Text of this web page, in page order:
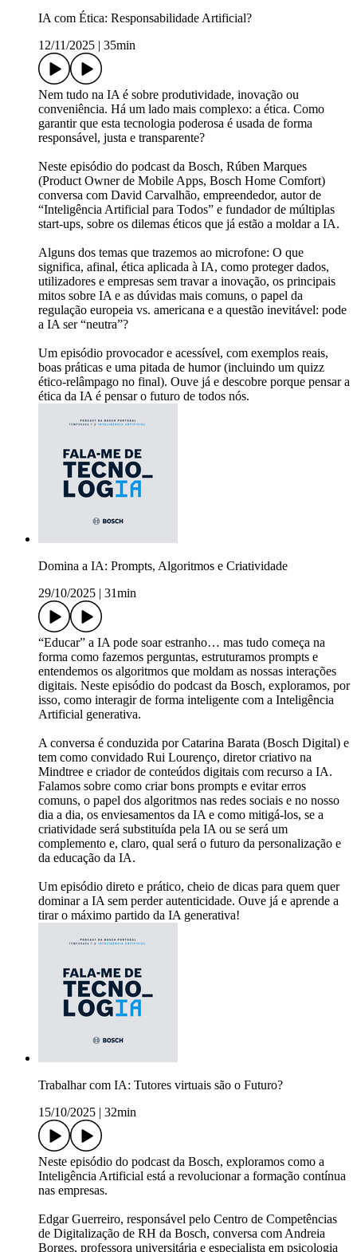
IA com Ética: Responsabilidade Artificial?
12/11/2025
35min
Nem tudo na IA é sobre produtividade, inovação ou
conveniência. Há um lado mais complexo: a ética. Como
garantir que esta tecnologia poderosa é usada de forma
responsável, justa e transparente?
Neste episódio do podcast da Bosch, Rúben Marques
(Product Owner de Mobile Apps, Bosch Home Comfort)
conversa com David Carvalhão, empreendedor, autor de
“Inteligência Artificial para Todos” e fundador de múltiplas
start-ups, sobre os dilemas éticos que já estão a moldar a IA.
Alguns dos temas que trazemos ao microfone: O que
significa, afinal, ética aplicada à IA, como proteger dados,
utilizadores e empresas sem travar a inovação, os principais
mitos sobre IA e as dúvidas mais comuns, o papel da
regulação europeia vs. americana e a questão inevitável: pode
a IA ser “neutra”?
Um episódio provocador e acessível, com exemplos reais,
boas práticas e uma pitada de humor (incluindo um quizz
ético-relâmpago no final). Ouve já e descobre porque pensar a
ética da IA é pensar o futuro de todos nós.
Domina a IA: Prompts, Algoritmos e Criatividade
29/10/2025
31min
“Educar” a IA pode soar estranho… mas tudo começa na
forma como fazemos perguntas, estruturamos prompts e
entendemos os algoritmos que moldam as nossas interações
digitais. Neste episódio do podcast da Bosch, exploramos, por
isso, como interagir de forma inteligente com a Inteligência
Artificial generativa.
A conversa é conduzida por Catarina Barata (Bosch Digital) e
tem como convidado Rui Lourenço, diretor criativo na
Mindtree e criador de conteúdos digitais com recurso a IA.
Falamos sobre como criar bons prompts e evitar erros
comuns, o papel dos algoritmos nas redes sociais e no nosso
dia a dia, os enviesamentos da IA e como mitigá-los, se a
criatividade será substituída pela IA ou se será um
complemento e, claro, qual será o futuro da personalização e
da educação da IA.
Um episódio direto e prático, cheio de dicas para quem quer
dominar a IA sem perder autenticidade. Ouve já e aprende a
tirar o máximo partido da IA generativa!
Trabalhar com IA: Tutores virtuais são o Futuro?
15/10/2025
32min
Neste episódio do podcast da Bosch, exploramos como a
Inteligência Artificial está a revolucionar a formação contínua
nas empresas.
Edgar Guerreiro, responsável pelo Centro de Competências
de Digitalização de RH da Bosch, conversa com Andreia
Borges, professora universitária e especialista em psicologia